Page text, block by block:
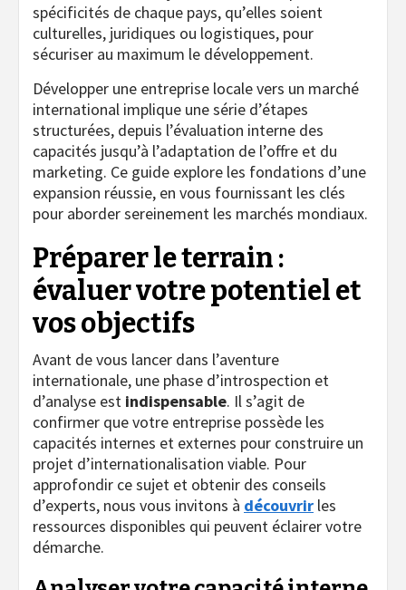
spécificités de chaque pays, qu’elles soient
culturelles, juridiques ou logistiques, pour
sécuriser au maximum le développement.
Développer une entreprise locale vers un marché
international implique une série d’étapes
structurées, depuis l’évaluation interne des
capacités jusqu’à l’adaptation de l’offre et du
marketing. Ce guide explore les fondations d’une
expansion réussie, en vous fournissant les clés
pour aborder sereinement les marchés mondiaux.
Préparer le terrain :
évaluer votre potentiel et
vos objectifs
Avant de vous lancer dans l’aventure
internationale, une phase d’introspection et
d’analyse est indispensable. Il s’agit de
confirmer que votre entreprise possède les
capacités internes et externes pour construire un
projet d’internationalisation viable. Pour
approfondir ce sujet et obtenir des conseils
d’experts, nous vous invitons à découvrir les
ressources disponibles qui peuvent éclairer votre
démarche.